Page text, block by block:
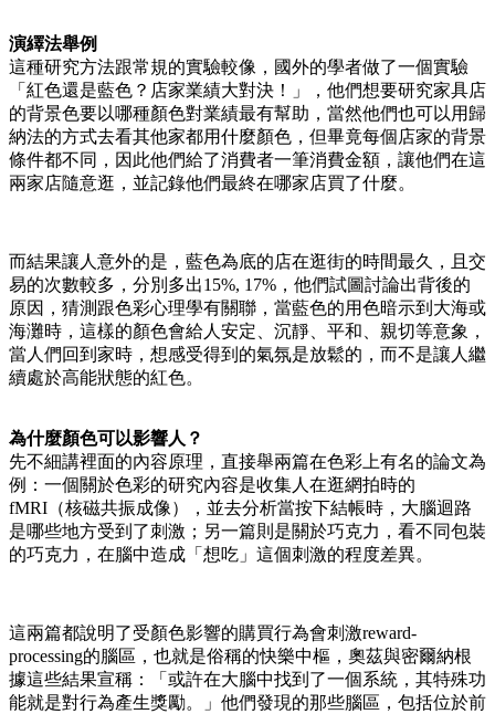
演繹法舉例
這種研究方法跟常規的實驗較像，國外的學者做了一個實驗
「紅色還是藍色？店家業績大對決！」，他們想要研究家具店
的背景色要以哪種顏色對業績最有幫助，當然他們也可以用歸
納法的方式去看其他家都用什麼顏色，但畢竟每個店家的背景
條件都不同，因此他們給了消費者一筆消費金額，讓他們在這
兩家店隨意逛，並記錄他們最終在哪家店買了什麼。
而結果讓人意外的是，藍色為底的店在逛街的時間最久，且交
易的次數較多，分別多出15%, 17%，他們試圖討論出背後的
原因，猜測跟色彩心理學有關聯，當藍色的用色暗示到大海或
海灘時，這樣的顏色會給人安定、沉靜、平和、親切等意象，
當人們回到家時，想感受得到的氣氛是放鬆的，而不是讓人繼
續處於高能狀態的紅色。
為什麼顏色可以影響人？
先不細講裡面的內容原理，直接舉兩篇在色彩上有名的論文為
例：一個關於色彩的研究內容是收集人在逛網拍時的
fMRI（核磁共振成像），並去分析當按下結帳時，大腦迴路
是哪些地方受到了刺激；另一篇則是關於巧克力，看不同包裝
的巧克力，在腦中造成「想吃」這個刺激的程度差異。
這兩篇都說明了受顏色影響的購買行為會刺激reward-
processing的腦區，也就是俗稱的快樂中樞，奧茲與密爾納根
據這些結果宣稱：「或許在大腦中找到了一個系統，其特殊功
能就是對行為產生獎勵。」他們發現的那些腦區，包括位於前